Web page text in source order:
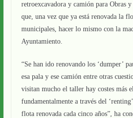
retroexcavadora y camión para Obras
que, una vez que ya está renovada la
municipales, hacer lo mismo con la
Ayuntamiento.
“Se han ido renovando los ‘dumper’
esa pala y ese camión entre otras
visitan mucho el taller hay costes más
fundamentalmente a través del
flota renovada cada cinco años”, ha